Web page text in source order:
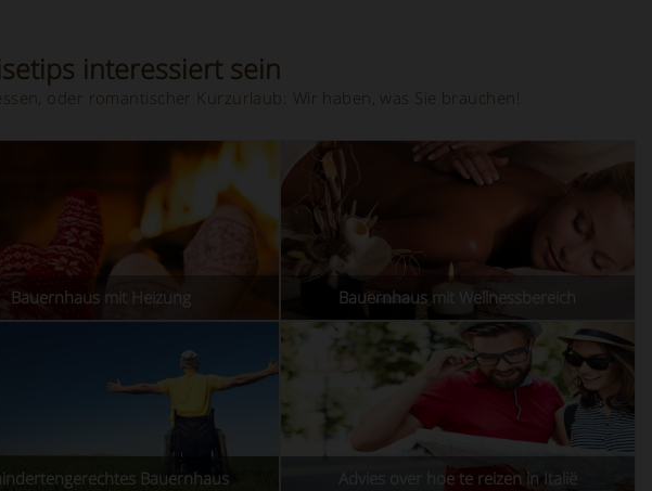
interessiert sein
oder romantischer Kurzurlaub: Wir haben, was Sie brauchen!
Bauernhaus mit Heizung Bauernhaus mit Wellnessbereich
Bauernhaus Advies over hoe te reizen in Italië